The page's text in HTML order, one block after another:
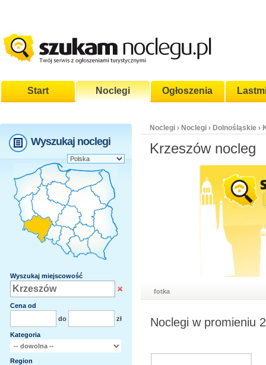
Start Noclegi Ogłoszenia
Wyszukaj noclegi
Wyszukaj miejscowość
Cena od
do
zł
Kategoria
Region
Noclegi › Noclegi › Dolnośląskie ›
Krzeszów nocleg
fotka
Noclegi w promieniu